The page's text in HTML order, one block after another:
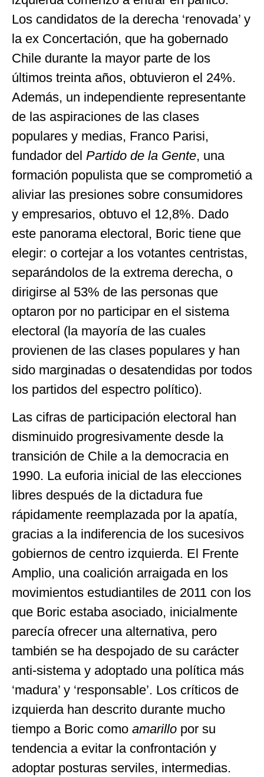
Los candidatos de la derecha ‘renovada’ y
la ex Concertación, que ha gobernado
Chile durante la mayor parte de los
últimos treinta años, obtuvieron el 24%.
Además, un independiente representante
de las aspiraciones de las clases
populares y medias, Franco Parisi,
fundador del Partido de la Gente, una
formación populista que se comprometió a
aliviar las presiones sobre consumidores
y empresarios, obtuvo el 12,8%. Dado
este panorama electoral, Boric tiene que
elegir: o cortejar a los votantes centristas,
separándolos de la extrema derecha, o
dirigirse al 53% de las personas que
optaron por no participar en el sistema
electoral (la mayoría de las cuales
provienen de las clases populares y han
sido marginadas o desatendidas por todos
los partidos del espectro político).
Las cifras de participación electoral han
disminuido progresivamente desde la
transición de Chile a la democracia en
1990. La euforia inicial de las elecciones
libres después de la dictadura fue
rápidamente reemplazada por la apatía,
gracias a la indiferencia de los sucesivos
gobiernos de centro izquierda. El Frente
Amplio, una coalición arraigada en los
movimientos estudiantiles de 2011 con los
que Boric estaba asociado, inicialmente
parecía ofrecer una alternativa, pero
también se ha despojado de su carácter
anti-sistema y adoptado una política más
‘madura’ y ‘responsable’. Los críticos de
izquierda han descrito durante mucho
tiempo a Boric como amarillo por su
tendencia a evitar la confrontación y
adoptar posturas serviles, intermedias.